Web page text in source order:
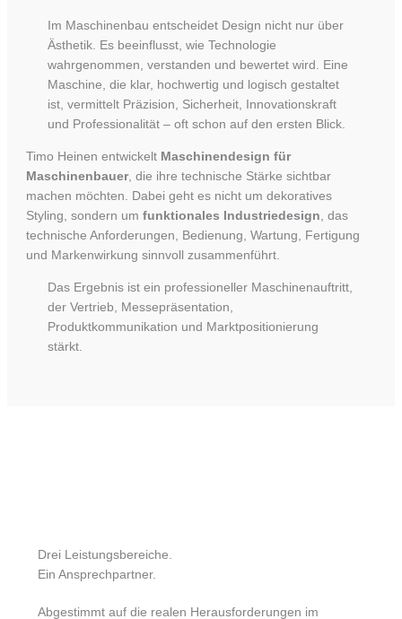
Im Maschinenbau entscheidet Design nicht nur über
Ästhetik. Es beeinflusst, wie Technologie
wahrgenommen, verstanden und bewertet wird. Eine
Maschine, die klar, hochwertig und logisch gestaltet
ist, vermittelt Präzision, Sicherheit, Innovationskraft
und Professionalität – oft schon auf den ersten Blick.
Timo Heinen entwickelt Maschinendesign für
Maschinenbauer, die ihre technische Stärke sichtbar
machen möchten. Dabei geht es nicht um dekoratives
Styling, sondern um funktionales Industriedesign , das
technische Anforderungen, Bedienung, Wartung, Fertigung
und Markenwirkung sinnvoll zusammenführt.
Das Ergebnis ist ein professioneller Maschinenauftritt,
der Vertrieb, Messepräsentation,
Produktkommunikation und Marktpositionierung
stärkt.
Drei Leistungsbereiche.
Ein Ansprechpartner.
Abgestimmt auf die realen Herausforderungen im